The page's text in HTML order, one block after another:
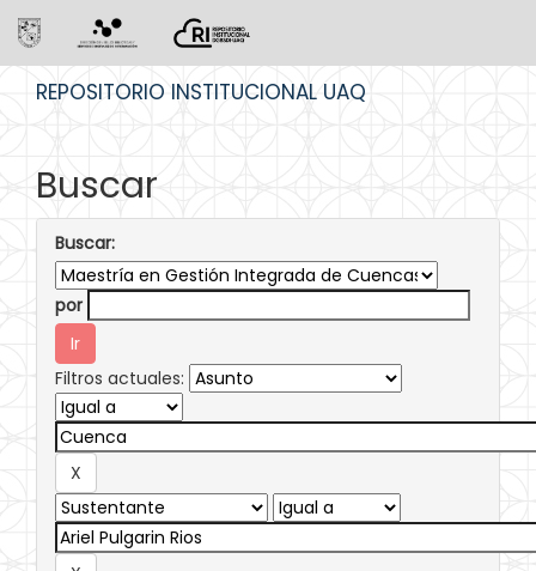
REPOSITORIO INSTITUCIONAL UAQ
Buscar
Buscar:
por
Filtros actuales: